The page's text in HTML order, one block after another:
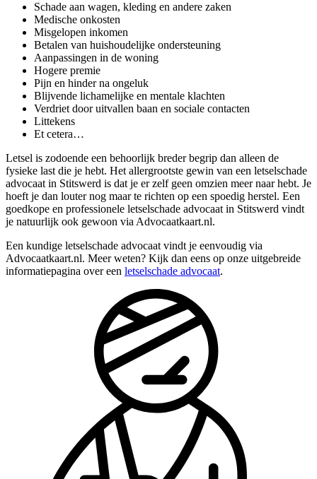
Schade aan wagen, kleding en andere zaken
Medische onkosten
Misgelopen inkomen
Betalen van huishoudelijke ondersteuning
Aanpassingen in de woning
Hogere premie
Pijn en hinder na ongeluk
Blijvende lichamelijke en mentale klachten
Verdriet door uitvallen baan en sociale contacten
Littekens
Et cetera…
Letsel is zodoende een behoorlijk breder begrip dan alleen de
fysieke last die je hebt. Het allergrootste gewin van een letselschade
advocaat in Stitswerd is dat je er zelf geen omzien meer naar hebt. Je
hoeft je dan louter nog maar te richten op een spoedig herstel. Een
goedkope en professionele letselschade advocaat in Stitswerd vindt
je natuurlijk ook gewoon via Advocaatkaart.nl.
Een kundige letselschade advocaat vindt je eenvoudig via
Advocaatkaart.nl. Meer weten? Kijk dan eens op onze uitgebreide
informatiepagina over een letselschade advocaat.